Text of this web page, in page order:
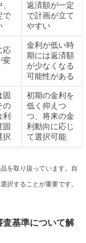
で
返済額が一定
で計画が立て
やすい
応
変
金利が低い時
期には返済額
が少なくなる
可能性がある
固
の
固
択
初期の金利を
低く抑えつ
つ、将来の金
利動向に応じ
て選択可能
を取り扱っています。自
択することが重要です。
査基準について解